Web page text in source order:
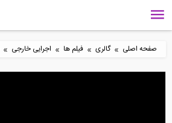
صفحه اصلی » گالری » فیلم ها » اجرایی خارجی »